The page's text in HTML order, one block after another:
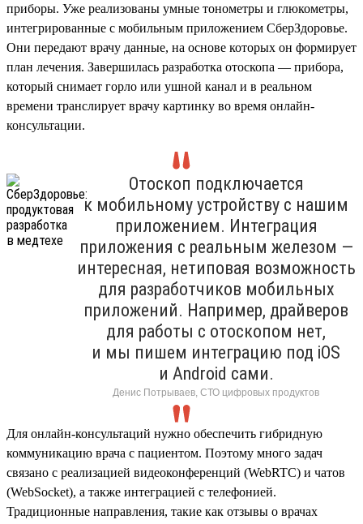
приборы. Уже реализованы умные тонометры и глюкометры,
интегрированные с мобильным приложением СберЗдоровье.
Они передают врачу данные, на основе которых он формирует
план лечения. Завершилась разработка отоскопа — прибора,
который снимает горло или ушной канал и в реальном
времени транслирует врачу картинку во время онлайн-
консультации.
Отоскоп подключается
к мобильному устройству с нашим
приложением. Интеграция
приложения с реальным железом —
интересная, нетиповая возможность
для разработчиков мобильных
приложений. Например, драйверов
для работы с отоскопом нет,
и мы пишем интеграцию под iOS
и Android сами.
Денис Потрываев, СТО цифровых продуктов
Для онлайн-консультаций нужно обеспечить гибридную
коммуникацию врача с пациентом. Поэтому много задач
связано с реализацией видеоконференций (WebRTC) и чатов
(WebSocket), а также интеграцией с телефонией.
Традиционные направления, такие как отзывы о врачах